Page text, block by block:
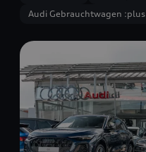
Audi Gebrauchtwagen :plus